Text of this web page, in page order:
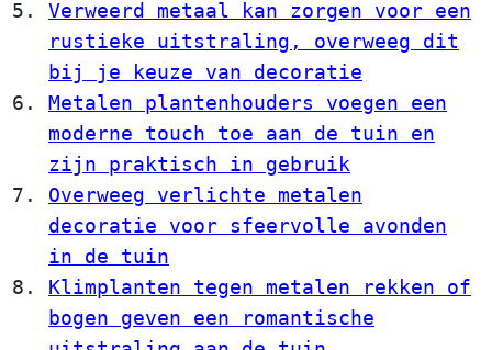
Verweerd metaal kan zorgen voor een
rustieke uitstraling, overweeg dit
bij je keuze van decoratie
Metalen plantenhouders voegen een
moderne touch toe aan de tuin en
zijn praktisch in gebruik
Overweeg verlichte metalen
decoratie voor sfeervolle avonden
in de tuin
Klimplanten tegen metalen rekken of
bogen geven een romantische